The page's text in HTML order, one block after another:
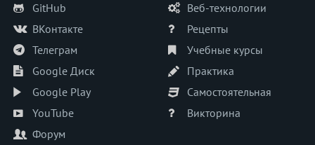
GitHub
ВКонтакте
Телеграм
Google Диск
Google Play
YouTube
Форум
Веб-технологии
Рецепты
Учебные курсы
Практика
Самостоятельная
Викторина